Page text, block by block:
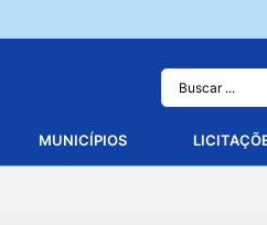
MUNICÍPIOS